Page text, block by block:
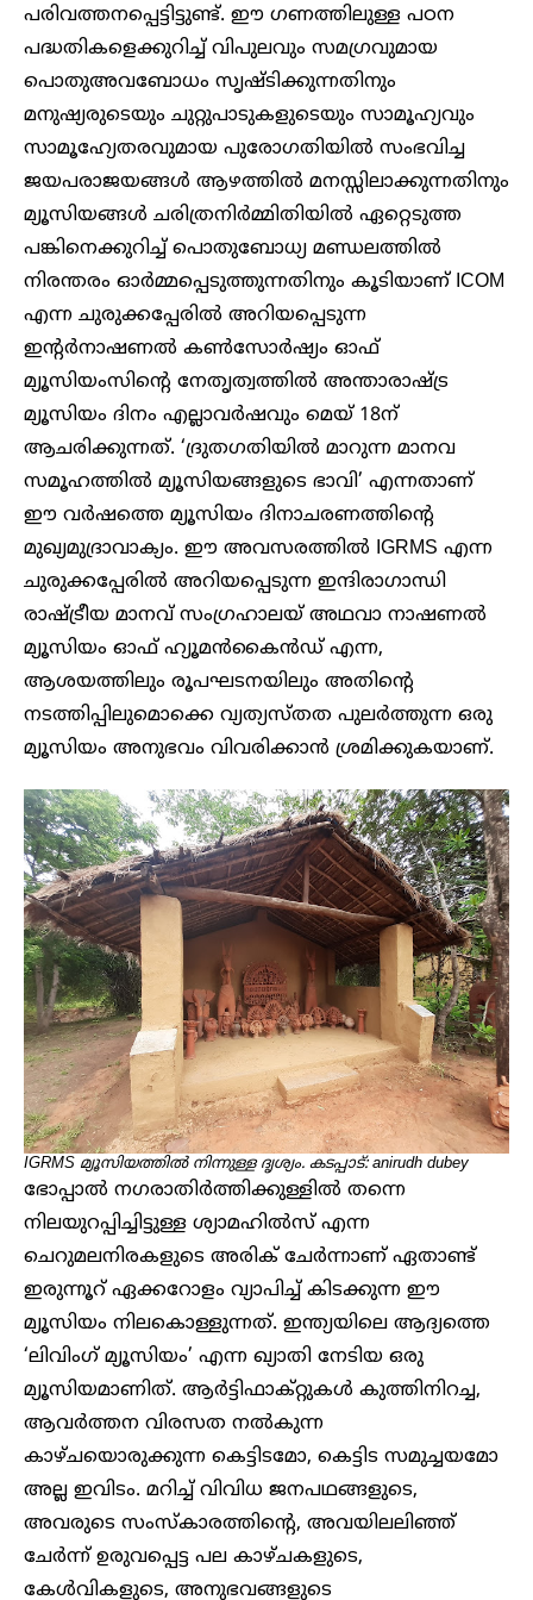
പരിവ‍ത്തനപ്പെട്ടിട്ടുണ്ട്. ഈ ​ഗണത്തിലുള്ള പഠന
പദ്ധതികളെക്കുറിച്ച് വിപുലവും സമ​ഗ്രവുമായ
പൊതുഅവബോധം സൃഷ്ടിക്കുന്നതിനും
മനുഷ്യരുടെയും ചുറ്റുപാടുകളുടെയും സാമൂഹ്യവും
സാമൂഹ്യേതരവുമായ പുരോ​ഗതിയിൽ സംഭവിച്ച
ജയപരാജയങ്ങൾ ആഴത്തിൽ മനസ്സിലാക്കുന്നതിനും
മ്യൂസിയങ്ങൾ ചരിത്രനിർമ്മിതിയിൽ ഏറ്റെടുത്ത
പങ്കിനെക്കുറിച്ച് പൊതുബോധ്യ മണ്ഡലത്തിൽ
നിരന്തരം ഓ‍ർമ്മപ്പെടുത്തുന്നതിനും കൂടിയാണ് ​ICOM
എന്ന ചുരുക്കപ്പേരിൽ അറിയപ്പെടുന്ന
ഇന്റർനാഷണൽ കൺസോർഷ്യം ഓഫ്
മ്യൂസിയംസിന്റെ നേതൃത്വത്തിൽ അന്താരാഷ്ട്ര
മ്യൂസിയം ദിനം എല്ലാവർഷവും മെയ് 18ന്
ആചരിക്കുന്നത്. ‘ദ്രുത​ഗതിയിൽ മാറുന്ന മാനവ
സമൂഹത്തിൽ മ്യൂസിയങ്ങളുടെ ഭാവി’ എന്നതാണ്
ഈ വർഷത്തെ മ്യൂസിയം ദിനാചരണത്തിന്റെ
മുഖ്യമുദ്രാവാക്യം. ഈ അവസരത്തിൽ IGRMS എന്ന
ചുരുക്കപ്പേരിൽ അറിയപ്പെടുന്ന ഇന്ദിരാ​ഗാന്ധി
രാഷ്ട്രീയ മാനവ് സം​​ഗ്രഹാലയ് അഥവാ നാഷണൽ
മ്യൂസിയം ഓഫ് ഹ്യൂമൻകൈൻഡ‍് എന്ന,
ആശയത്തിലും രൂപഘടനയിലും അതിന്റെ
നടത്തിപ്പിലുമൊക്കെ വ്യത്യസ്തത പുല‍ർത്തുന്ന ഒരു
മ്യൂസിയം അനുഭവം വിവരിക്കാൻ ശ്രമിക്കുകയാണ്.
IGRMS മ്യൂസിയത്തിൽ നിന്നുള്ള ദൃശ്യം. കടപ്പാട്: anirudh dubey
ഭോപ്പാൽ ന​ഗരാതിർത്തിക്കുള്ളിൽ തന്നെ
നിലയുറപ്പിച്ചിട്ടുള്ള ശ്യാമഹിൽസ് എന്ന
ചെറുമലനിരകളുടെ അരിക് ചേ‍ർന്നാണ് ഏതാണ്ട്
ഇരുന്നൂറ് ഏക്കറോളം വ്യാപിച്ച് കിടക്കുന്ന ഈ
മ്യൂസിയം നിലകൊള്ളുന്നത്. ഇന്ത്യയിലെ ആദ്യത്തെ
‘ലിവിം​ഗ് മ്യൂസിയം’ എന്ന ഖ്യാതി നേടിയ ഒരു
മ്യൂസിയമാണിത്. ആർട്ടിഫാക്റ്റുകൾ കുത്തിനിറച്ച,
ആവ‍ർത്തന വിരസത നൽകുന്ന
കാഴ്ചയൊരുക്കുന്ന കെട്ടിടമോ, കെട്ടിട സമുച്ചയമോ
അല്ല ഇവിടം. മറിച്ച് വിവിധ ജനപഥങ്ങളുടെ,
അവരുടെ സംസ്കാരത്തിന്റെ, അവയിലലിഞ്ഞ്
ചേർന്ന് ഉരുവപ്പെട്ട പല കാഴ്ചകളുടെ,
കേൾവികളുടെ, അനുഭവങ്ങളുടെ